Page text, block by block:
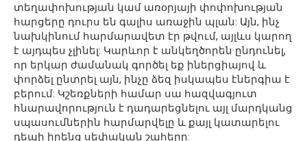
տեղափոխության կամ առօրյայի փոփոխության
հարցերը դուրս են գալիս առաջին պլան: Այն, ինչ
նախկինում հարմարավետ էր թվում, այլևս կարող
է այդպես չլինել: Կարևոր է անկեղծորեն ընդունել,
որ երկար ժամանակ գործել եք իներցիայով և
փորձել ընտրել այն, ինչը ձեզ իսկապես էներգիա է
բերում: Կշեռքների համար սա հազվագյուտ
հնարավորություն է դադարեցնելու այլ մարդկանց
սպասումներին հարմարվելը և քայլ կատարելու
դեպի իրենց սեփական շահերը: